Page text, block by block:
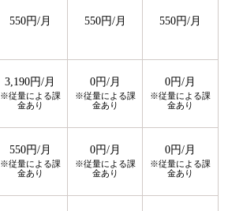
550円/月 550円/月 550円/月
3,190円/月
※従量による課
金あり
0円/月
※従量による課
金あり
0円/月
※従量による課
金あり
550円/月
※従量による課
金あり
0円/月
※従量による課
金あり
0円/月
※従量による課
金あり